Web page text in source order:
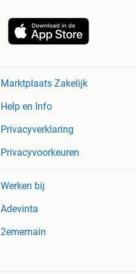
Marktplaats Zakelijk
Help en Info
Privacyverklaring
Privacyvoorkeuren
Werken bij
Adevinta
2ememain